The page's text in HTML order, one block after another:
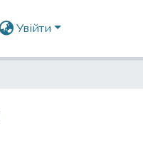
Увійти